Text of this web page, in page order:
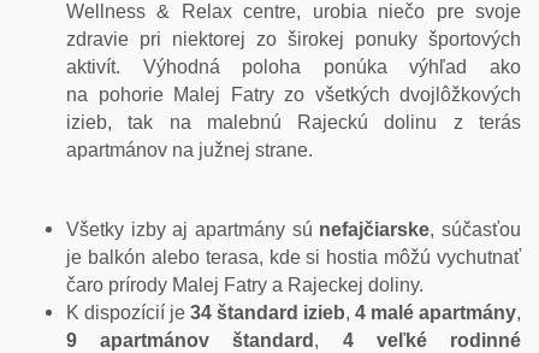
Wellness & Relax centre, urobia niečo pre svoje
zdravie pri niektorej zo širokej ponuky športových
aktivít. Výhodná poloha ponúka výhľad ako
na pohorie Malej Fatry zo všetkých dvojlôžkových
izieb, tak na malebnú Rajeckú dolinu z terás
apartmánov na južnej strane.
Všetky izby aj apartmány sú nefajčiarske, súčasťou
je balkón alebo terasa, kde si hostia môžú vychutnať
čaro prírody Malej Fatry a Rajeckej doliny.
K dispozícií je 34 štandard izieb, 4 malé apartmány,
9 apartmánov štandard , 4 veľké rodinné